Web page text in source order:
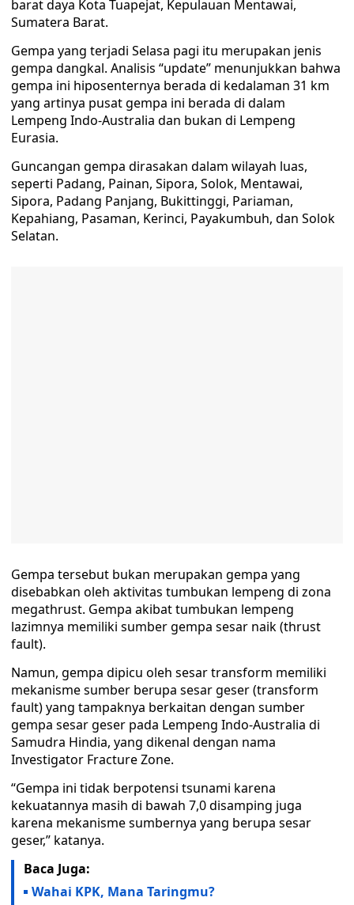
barat daya Kota Tuapejat, Kepulauan Mentawai,
Sumatera Barat.
Gempa yang terjadi Selasa pagi itu merupakan jenis
gempa dangkal. Analisis “update” menunjukkan bahwa
gempa ini hiposenternya berada di kedalaman 31 km
yang artinya pusat gempa ini berada di dalam
Lempeng Indo-Australia dan bukan di Lempeng
Eurasia.
Guncangan gempa dirasakan dalam wilayah luas,
seperti Padang, Painan, Sipora, Solok, Mentawai,
Sipora, Padang Panjang, Bukittinggi, Pariaman,
Kepahiang, Pasaman, Kerinci, Payakumbuh, dan Solok
Selatan.
Gempa tersebut bukan merupakan gempa yang
disebabkan oleh aktivitas tumbukan lempeng di zona
megathrust. Gempa akibat tumbukan lempeng
lazimnya memiliki sumber gempa sesar naik (thrust
fault).
Namun, gempa dipicu oleh sesar transform memiliki
mekanisme sumber berupa sesar geser (transform
fault) yang tampaknya berkaitan dengan sumber
gempa sesar geser pada Lempeng Indo-Australia di
Samudra Hindia, yang dikenal dengan nama
Investigator Fracture Zone.
“Gempa ini tidak berpotensi tsunami karena
kekuatannya masih di bawah 7,0 disamping juga
karena mekanisme sumbernya yang berupa sesar
geser,” katanya.
Baca Juga:
Wahai KPK, Mana Taringmu?